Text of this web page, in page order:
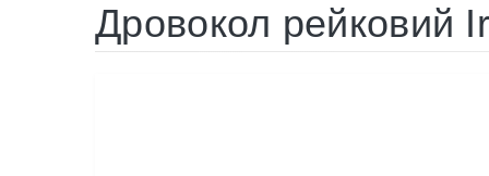
Дровокол рейковий